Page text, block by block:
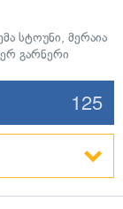
სტოუნი, მერაია
გარნერი
125